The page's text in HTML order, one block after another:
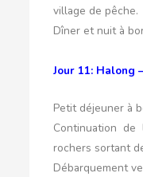
village de pêche.
Dîner et nuit à
Jour 11: Halong
Petit déjeuner à
Continuation
rochers sortant
Débarquement